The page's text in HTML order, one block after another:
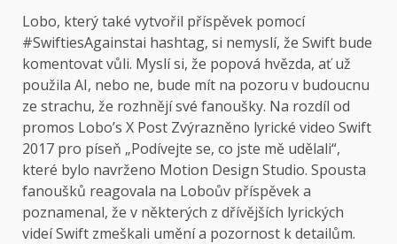
Lobo, který také vytvořil příspěvek pomocí
#SwiftiesAgainstai hashtag, si nemyslí, že Swift bude
komentovat vůli. Myslí si, že popová hvězda, ať už
použila AI, nebo ne, bude mít na pozoru v budoucnu
ze strachu, že rozhnějí své fanoušky. Na rozdíl od
promos Lobo’s X Post Zvýrazněno lyrické video Swift
2017 pro píseň „Podívejte se, co jste mě udělali“,
které bylo navrženo Motion Design Studio. Spousta
fanoušků reagovala na Loboův příspěvek a
poznamenal, že v některých z dřívějších lyrických
videí Swift zmeškali umění a pozornost k detailům.